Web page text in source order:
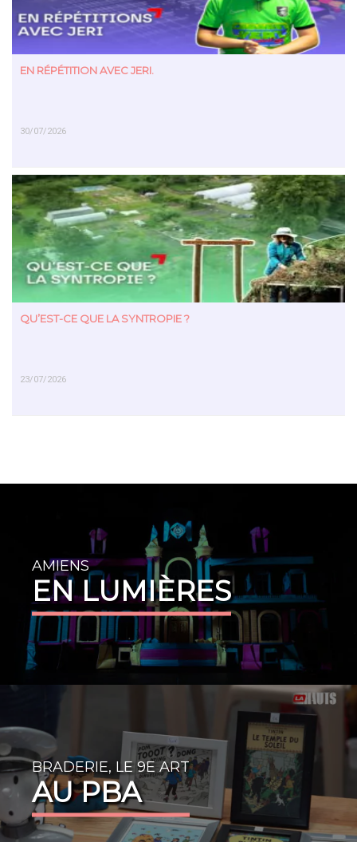
EN RÉPÉTITION AVEC JERI.
30/07/2026
EN SAVOIR PLUS
QU’EST-CE QUE LA SYNTROPIE ?
23/07/2026
AMIENS
EN LUMIÈRES
BRADERIE, LE 9E ART
AU PBA